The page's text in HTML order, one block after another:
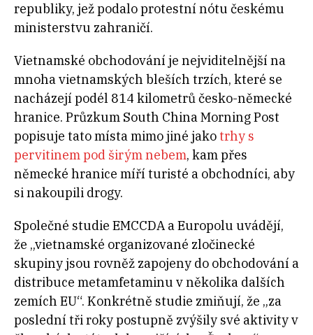
republiky, jež podalo protestní nótu českému
ministerstvu zahraničí.
Vietnamské obchodování je nejviditelnější na
mnoha vietnamských bleších trzích, které se
nacházejí podél 814 kilometrů česko-německé
hranice. Průzkum South China Morning Post
popisuje tato místa mimo jiné jakotrhy s
pervitinem pod širým nebem, kam přes
německé hranice míří turisté a obchodníci, aby
si nakoupili drogy.
Společné studie EMCCDA a Europolu uvádějí,
že „vietnamské organizované zločinecké
skupiny jsou rovněž zapojeny do obchodování a
distribuce metamfetaminu v několika dalších
zemích EU“. Konkrétně studie zmiňují, že „za
poslední tři roky postupně zvýšily své aktivity v